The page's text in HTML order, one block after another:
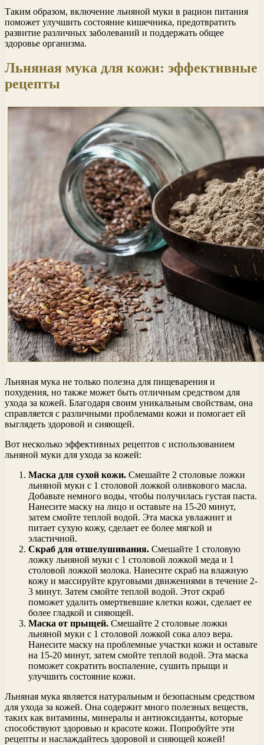
Таким образом, включение льняной муки в рацион питания
поможет улучшить состояние кишечника, предотвратить
развитие различных заболеваний и поддержать общее
здоровье организма.
Льняная мука для кожи: эффективные
рецепты
Льняная мука не только полезна для пищеварения и
похудения, но также может быть отличным средством для
ухода за кожей. Благодаря своим уникальным свойствам, она
справляется с различными проблемами кожи и помогает ей
выглядеть здоровой и сияющей.
Вот несколько эффективных рецептов с использованием
льняной муки для ухода за кожей:
Маска для сухой кожи. Смешайте 2 столовые ложки
льняной муки с 1 столовой ложкой оливкового масла.
Добавьте немного воды, чтобы получилась густая паста.
Нанесите маску на лицо и оставьте на 15-20 минут,
затем смойте теплой водой. Эта маска увлажнит и
питает сухую кожу, сделает ее более мягкой и
эластичной.
Скраб для отшелушивания. Смешайте 1 столовую
ложку льняной муки с 1 столовой ложкой меда и 1
столовой ложкой молока. Нанесите скраб на влажную
кожу и массируйте круговыми движениями в течение 2-
3 минут. Затем смойте теплой водой. Этот скраб
поможет удалить омертвевшие клетки кожи, сделает ее
более гладкой и сияющей.
Маска от прыщей. Смешайте 2 столовые ложки
льняной муки с 1 столовой ложкой сока алоэ вера.
Нанесите маску на проблемные участки кожи и оставьте
на 15-20 минут, затем смойте теплой водой. Эта маска
поможет сократить воспаление, сушить прыщи и
улучшить состояние кожи.
Льняная мука является натуральным и безопасным средством
для ухода за кожей. Она содержит много полезных веществ,
таких как витамины, минералы и антиоксиданты, которые
способствуют здоровью и красоте кожи. Попробуйте эти
рецепты и наслаждайтесь здоровой и сияющей кожей!